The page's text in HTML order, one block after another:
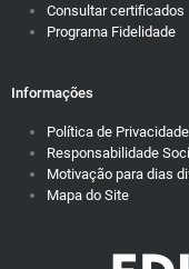
Consultar certificados
Programa Fidelidade
Informações
Política de Privacidade
Responsabilidade
Motivação para dias
Mapa do Site